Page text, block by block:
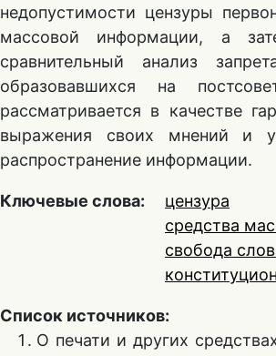
недопустимости цензуры
массовой информации, а
сравнительный анализ
образовавшихся на
рассматривается в качестве
выражения своих мнений и
распространение информации.
Ключевые слова:
цензура
средства
свобода
Список источников:
О печати и других